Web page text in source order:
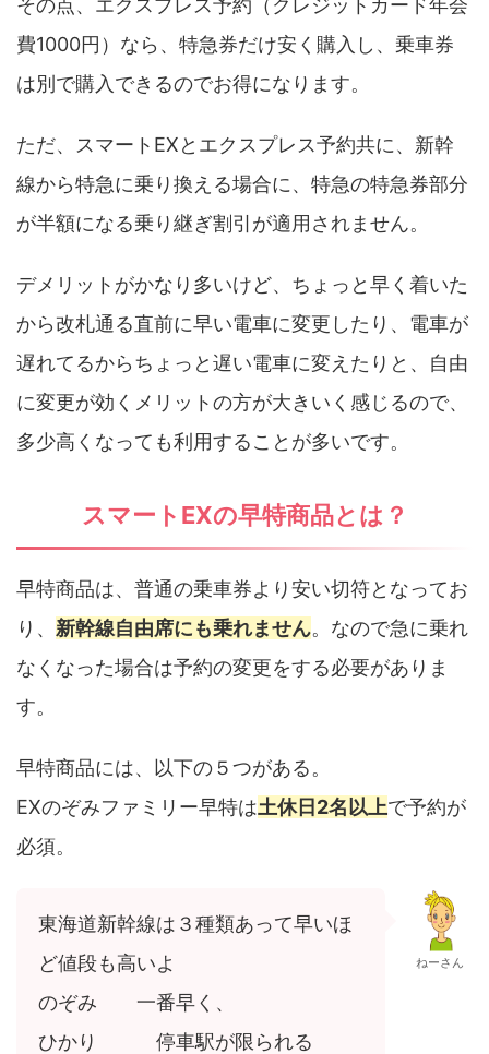
その点、エクスプレス予約（クレジットカード年会
費1000円）なら、特急券だけ安く購入し、乗車券
は別で購入できるのでお得になります。
ただ、スマートEXとエクスプレス予約共に、新幹
線から特急に乗り換える場合に、特急の特急券部分
が半額になる乗り継ぎ割引が適用されません。
デメリットがかなり多いけど、ちょっと早く着いた
から改札通る直前に早い電車に変更したり、電車が
遅れてるからちょっと遅い電車に変えたりと、自由
に変更が効くメリットの方が大きいく感じるので、
多少高くなっても利用することが多いです。
スマートEXの早特商品とは？
早特商品は、普通の乗車券より安い切符となってお
り、 新幹線自由席にも乗れません。なので急に乗れ
なくなった場合は予約の変更をする必要がありま
す。
早特商品には、以下の５つがある。
EXのぞみファミリー早特は土休日2名以上で予約が
必須。
東海道新幹線は３種類あって早いほ
ど値段も高いよ
のぞみ 一番早く、
ひかり 停車駅が限られる
ねーさん